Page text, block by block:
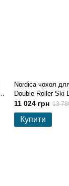
Nordica чохол
Double Roller Ski
black-white 200 см
11 024 грн 13
Купити